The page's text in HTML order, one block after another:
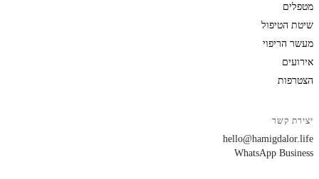
מטפלים
שיטת הטיפול
מעשר הריפוי
אירועים
הצטרפות
יצירת קשר
hello@hamigdalor.life
WhatsApp Business